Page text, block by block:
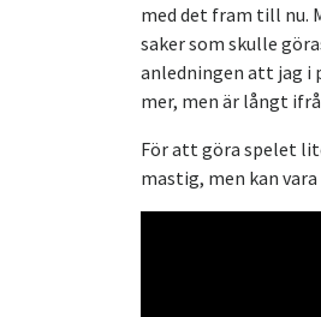
med det fram till nu.
saker som skulle
anledningen att jag i
mer, men är långt
För att göra spelet
mastig, men kan